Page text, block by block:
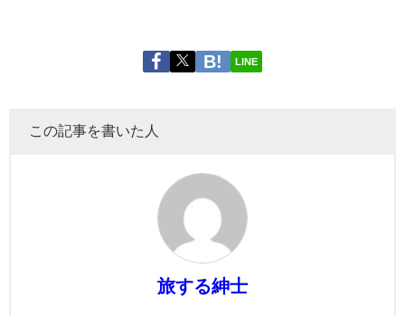
LINE
この記事を書いた人
旅する紳士